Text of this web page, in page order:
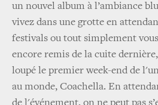
un nouvel album à l’ambiance
vivez dans une grotte en
festivals ou tout simplement vous
encore remis de la cuite
loupé le premier week-end de
au monde, Coachella. En